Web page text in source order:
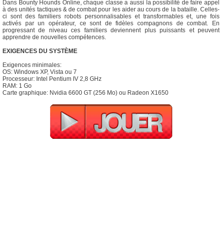
Dans Bounty Hounds Online, chaque classe a aussi la possibilité de faire appel
à des unités tactiques & de combat pour les aider au cours de la bataille. Celles-
ci sont des familiers robots personnalisables et transformables et, une fois
activés par un opérateur, ce sont de fidèles compagnons de combat. En
progressant de niveau ces familiers deviennent plus puissants et peuvent
apprendre de nouvelles compétences.
EXIGENCES DU SYSTÈME
Exigences minimales:
OS: Windows XP, Vista ou 7
Processeur: Intel Pentium IV 2,8 GHz
RAM: 1 Go
Carte graphique: Nvidia 6600 GT (256 Mo) ou Radeon X1650